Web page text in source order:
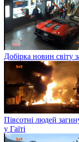
Добірка новин світу
Півсотні людей
у Гаїті